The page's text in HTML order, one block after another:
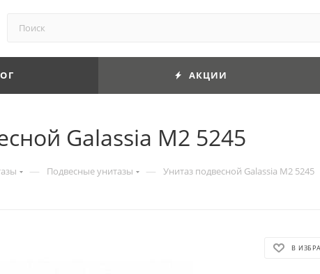
АКЦИИ
Galassia M2 5245
— Подвесные унитазы — Унитаз подвесной Galassia M2 5245
В